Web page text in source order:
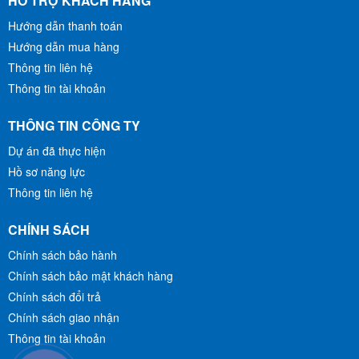
CÂY
Liên Hệ
MUA HÀNG
Hướng dẫn thanh toán
Hướng dẫn mua hàng
Thông tin liên hệ
Thông tin tài khoản
THÔNG TIN CÔNG TY
Dự án đã thực hiện
Hồ sơ năng lực
Thông tin liên hệ
CHÍNH SÁCH
Chính sách bảo hành
Chính sách bảo mật khách hàng
Chính sách đổi trả
Chính sách giao nhận
Thông tin tài khoản